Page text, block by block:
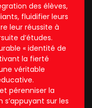
des élèves,
fluidifier leurs
leur réussite à
d’études.
« identité de
la fierté
véritable
pérenniser la
sur les